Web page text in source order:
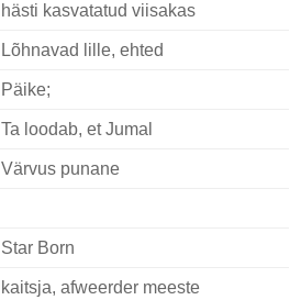
hästi kasvatatud viisakas
Lõhnavad lille, ehted
Päike;
Ta loodab, et Jumal
Värvus punane
Star Born
kaitsja, afweerder meeste